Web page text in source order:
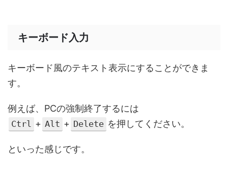
キーボード入力
キーボード風のテキスト表示にすることができま
す。
例えば、PCの強制終了するには
Ctrl + Alt + Delete を押してください。
といった感じです。